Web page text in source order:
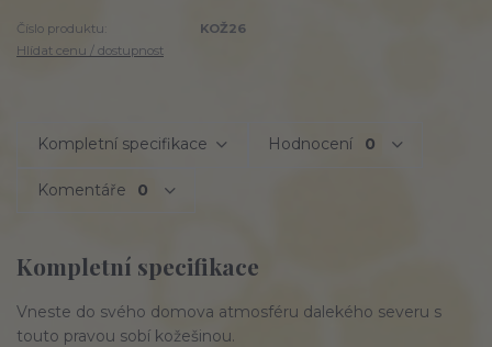
Číslo produktu:
KOŽ26
Hlídat cenu / dostupnost
Kompletní specifikace Hodnocení 0
Komentáře 0
Kompletní specifikace
Vneste do svého domova atmosféru dalekého severu s
touto pravou sobí kožešinou.